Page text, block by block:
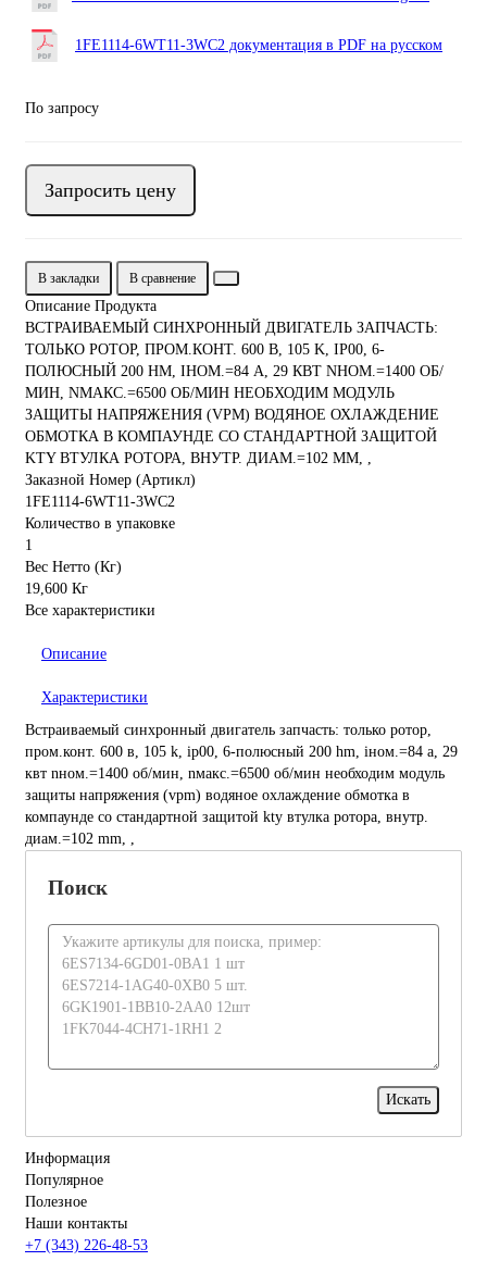
1FE1114-6WT11-3WC2 документация в PDF на русском
По запросу
Запросить цену
В закладки В сравнение
Описание Продукта
ВСТРАИВАЕМЫЙ СИНХРОННЫЙ ДВИГАТЕЛЬ ЗАПЧАСТЬ:
ТОЛЬКО РОТОР, ПРОМ.КОНТ. 600 В, 105 K, IP00, 6-
ПОЛЮСНЫЙ 200 HM, IНОМ.=84 A, 29 КВТ NНОМ.=1400 ОБ/
МИН, NМАКС.=6500 ОБ/МИН НЕОБХОДИМ МОДУЛЬ
ЗАЩИТЫ НАПРЯЖЕНИЯ (VPM) ВОДЯНОЕ ОХЛАЖДЕНИЕ
ОБМОТКА В КОМПАУНДЕ СО СТАНДАРТНОЙ ЗАЩИТОЙ
KTY ВТУЛКА РОТОРА, ВНУТР. ДИАМ.=102 MM, ,
Заказной Номер (Артикл)
1FE1114-6WT11-3WC2
Количество в упаковке
1
Вес Нетто (Кг)
19,600 Кг
Все характеристики
Описание
Характеристики
Встраиваемый синхронный двигатель запчасть: только ротор,
пром.конт. 600 в, 105 k, ip00, 6-полюсный 200 hm, iном.=84 a, 29
квт nном.=1400 об/мин, nмакс.=6500 об/мин необходим модуль
защиты напряжения (vpm) водяное охлаждение обмотка в
компаунде со стандартной защитой kty втулка ротора, внутр.
диам.=102 mm, ,
Поиск
Информация
Популярное
Полезное
Наши контакты
+7 (343) 226-48-53